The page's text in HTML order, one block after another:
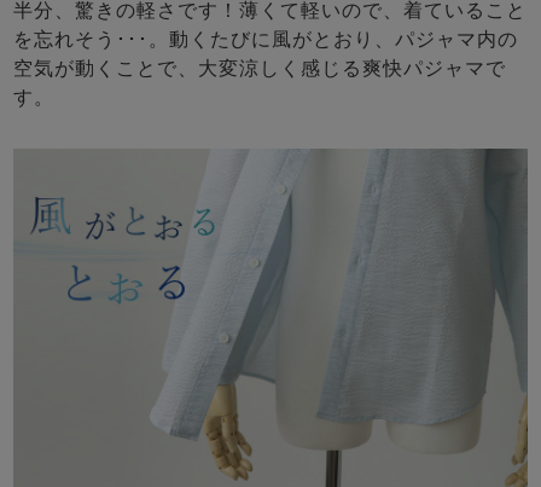
半分、驚きの軽さです！薄くて軽いので、着ていること
を忘れそう･･･。動くたびに風がとおり、パジャマ内の
空気が動くことで、大変涼しく感じる爽快パジャマで
す。